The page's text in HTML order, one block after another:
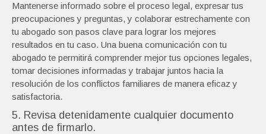
Mantenerse informado sobre el proceso legal, expresar tus
preocupaciones y preguntas, y colaborar estrechamente con
tu abogado son pasos clave para lograr los mejores
resultados en tu caso. Una buena comunicación con tu
abogado te permitirá comprender mejor tus opciones legales,
tomar decisiones informadas y trabajar juntos hacia la
resolución de los conflictos familiares de manera eficaz y
satisfactoria.
5. Revisa detenidamente cualquier documento
antes de firmarlo.